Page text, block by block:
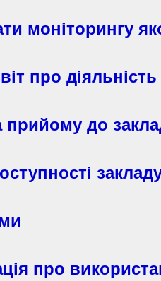
моніторингу
про
прийому до
про